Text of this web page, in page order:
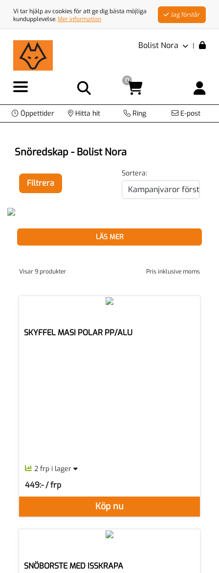
Vi tar hjälp av cookies för att ge dig bästa möjliga
kundupplevelse.Mer information
Jag förstår
Bolist Nora |
0
Öppettider Hitta hit Ring E-post
Snöredskap - Bolist Nora
Filtrera
Sortera:
LÄS MER
Visar 9 produkter Pris inklusive moms
SKYFFEL MASI POLAR PP/ALU
2 frp i lager
Köp nu
449:- / frp
SEK per FRP
SNÖBORSTE MED ISSKRAPA